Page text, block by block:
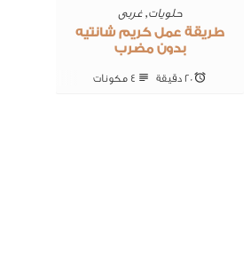
حلويات,غربى
طريقة عمل كريم شانتيه
بدون مضرب
20 ‎دقيقة 4 ‎مكونات